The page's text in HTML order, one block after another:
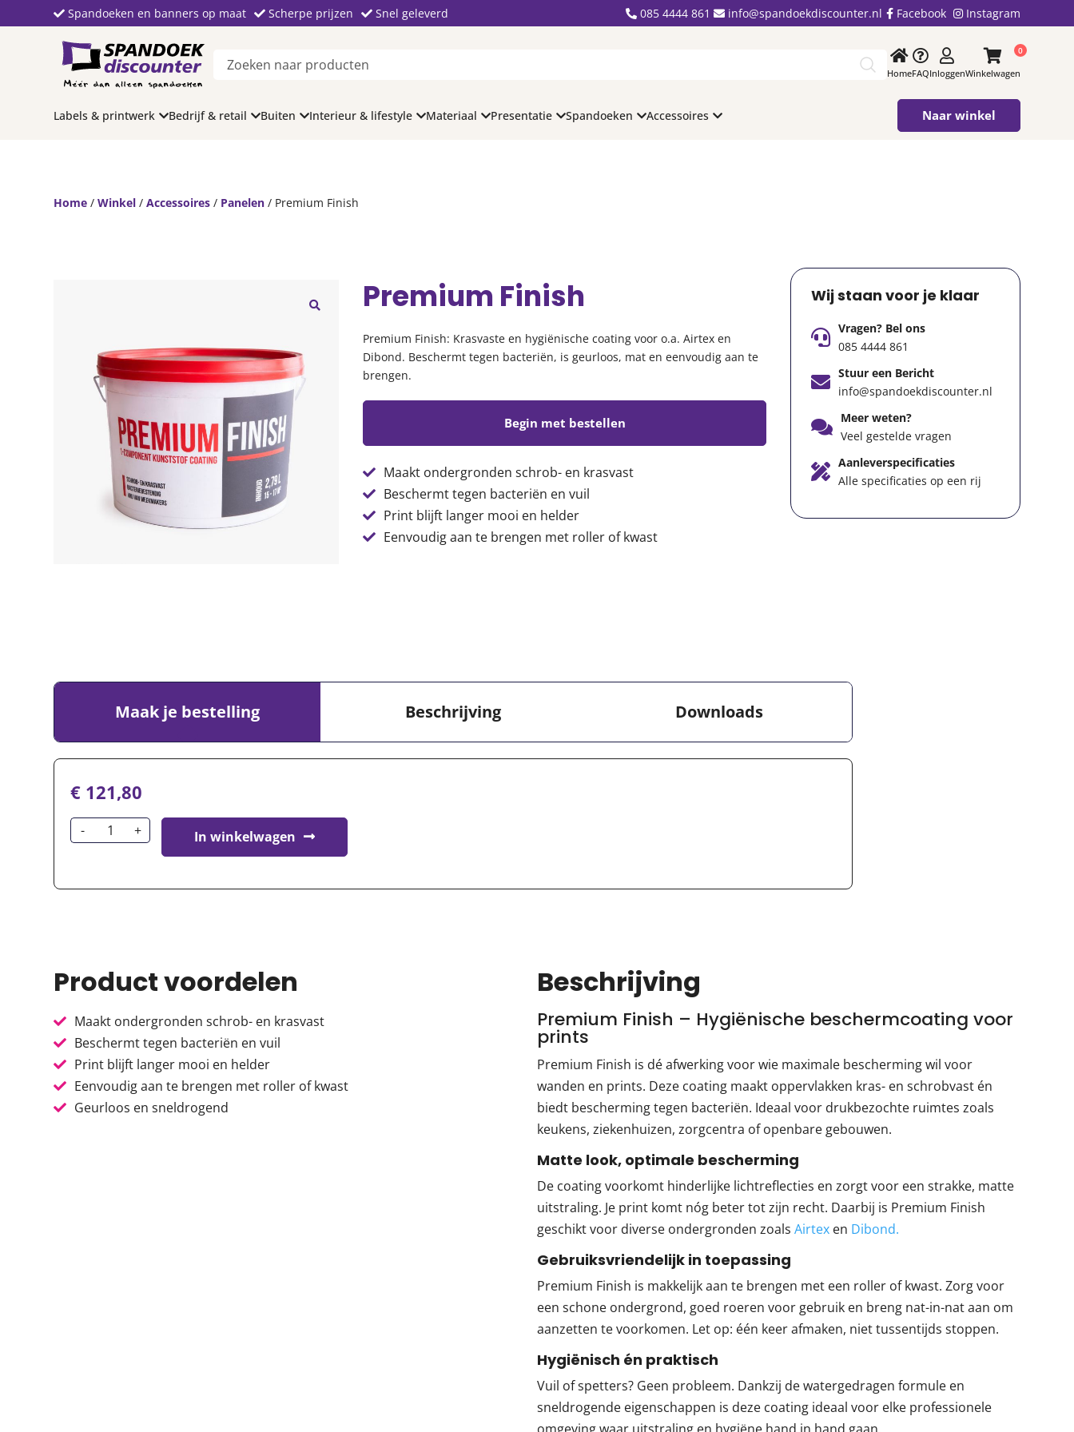
Spandoeken en banners op maat Scherpe prijzen Snel geleverd 085 4444 861 info@spandoekdiscounter.nl Facebook Instagram
HomeFAQInloggenWinkelwagen
0
Labels & printwerk Bedrijf & retail Buiten Interieur & lifestyle Materiaal Presentatie Spandoeken Accessoires Naar winkel
Home /Winkel /Accessoires / Panelen / Premium Finish
Premium Finish
Premium Finish: Krasvaste en hygiënische coating voor o.a. Airtex en
Dibond. Beschermt tegen bacteriën, is geurloos, mat en eenvoudig aan te
brengen.
Begin met bestellen
Maakt ondergronden schrob- en krasvast
Beschermt tegen bacteriën en vuil
Print blijft langer mooi en helder
Eenvoudig aan te brengen met roller of kwast
Wij staan voor je klaar
Vragen? Bel ons
085 4444 861
Stuur een Bericht
info@spandoekdiscounter.nl
Meer weten?
Veel gestelde vragen
Aanleverspecificaties
Alle specificaties op een rij
Maak je bestelling Beschrijving Downloads
€ 121,80
In winkelwagen
Product voordelen
Maakt ondergronden schrob- en krasvast
Beschermt tegen bacteriën en vuil
Print blijft langer mooi en helder
Eenvoudig aan te brengen met roller of kwast
Geurloos en sneldrogend
Beschrijving
Premium Finish – Hygiënische beschermcoating voor
prints
Premium Finish is dé afwerking voor wie maximale bescherming wil voor
wanden en prints. Deze coating maakt oppervlakken kras- en schrobvast én
biedt bescherming tegen bacteriën. Ideaal voor drukbezochte ruimtes zoals
keukens, ziekenhuizen, zorgcentra of openbare gebouwen.
Matte look, optimale bescherming
De coating voorkomt hinderlijke lichtreflecties en zorgt voor een strakke, matte
uitstraling. Je print komt nóg beter tot zijn recht. Daarbij is Premium Finish
geschikt voor diverse ondergronden zoals Airtex en Dibond.
Gebruiksvriendelijk in toepassing
Premium Finish is makkelijk aan te brengen met een roller of kwast. Zorg voor
een schone ondergrond, goed roeren voor gebruik en breng nat-in-nat aan om
aanzetten te voorkomen. Let op: één keer afmaken, niet tussentijds stoppen.
Hygiënisch én praktisch
Vuil of spetters? Geen probleem. Dankzij de watergedragen formule en
sneldrogende eigenschappen is deze coating ideaal voor elke professionele